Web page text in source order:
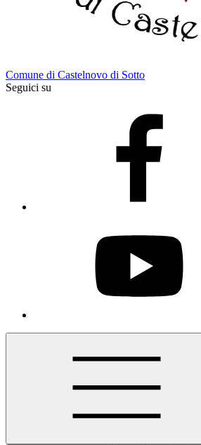
Comune di Castelnovo di Sotto
Seguici su